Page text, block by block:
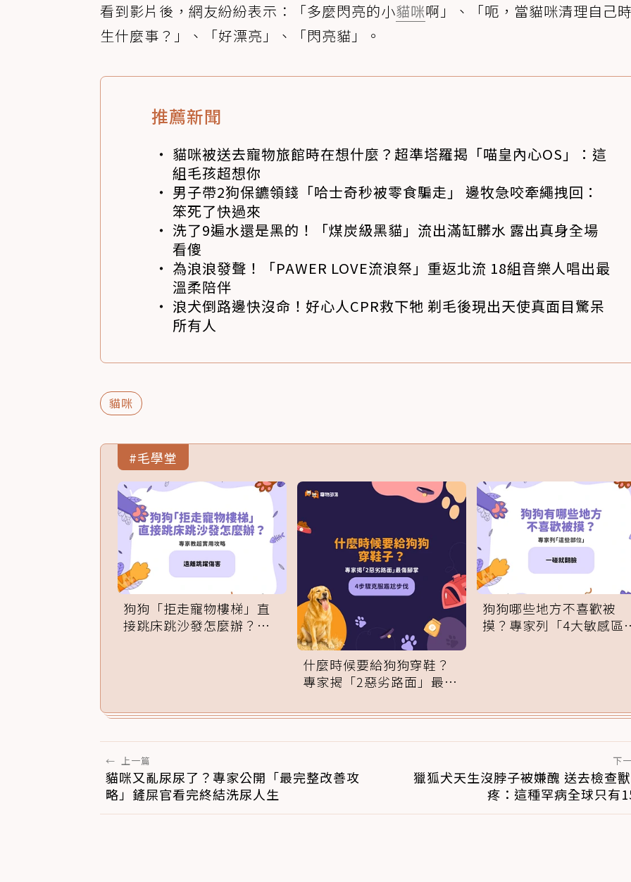
看到影片後，網友紛紛表示：「多麼閃亮的小貓咪啊」、「呃，當貓咪清理自己
生什麼事？」、「好漂亮」、「閃亮貓」。
推薦新聞
貓咪被送去寵物旅館時在想什麼？超準塔羅揭「喵皇內心OS」：這
組毛孩超想你
男子帶2狗保鑣領錢「哈士奇秒被零食騙走」 邊牧急咬牽繩拽回：
笨死了快過來
洗了9遍水還是黑的！「煤炭級黑貓」流出滿缸髒水 露出真身全場
看傻
為浪浪發聲！「PAWER LOVE流浪祭」重返北流 18組音樂人唱出最
溫柔陪伴
浪犬倒路邊快沒命！好心人CPR救下牠 剃毛後現出天使真面目驚呆
所有人
貓咪
#毛學堂
狗狗「拒走寵物樓梯」直
接跳床跳沙發怎麼辦？專
什麼時候要給狗狗穿鞋？
專家揭「2惡劣路面」最傷
狗狗哪些地方不喜歡被
摸？專家列「4大敏感區
← 上一篇
貓咪又亂尿尿了？專家公開「最完整改善攻
略」鏟屎官看完終結洗尿人生
下
獵狐犬天生沒脖子被嫌醜 送去檢查
疼：這種罕病全球只有